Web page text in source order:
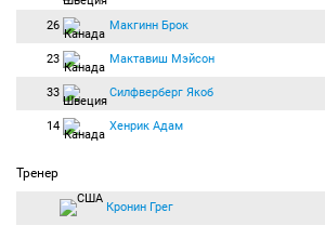
26 Макгинн Брок
23 Мактавиш Мэйсон
33 Силфверберг Якоб
14 Хенрик Адам
Тренер
Кронин Грег